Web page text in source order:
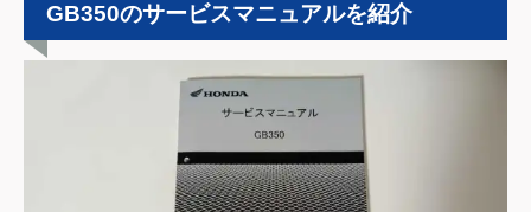
GB350のサービスマニュアルを紹介